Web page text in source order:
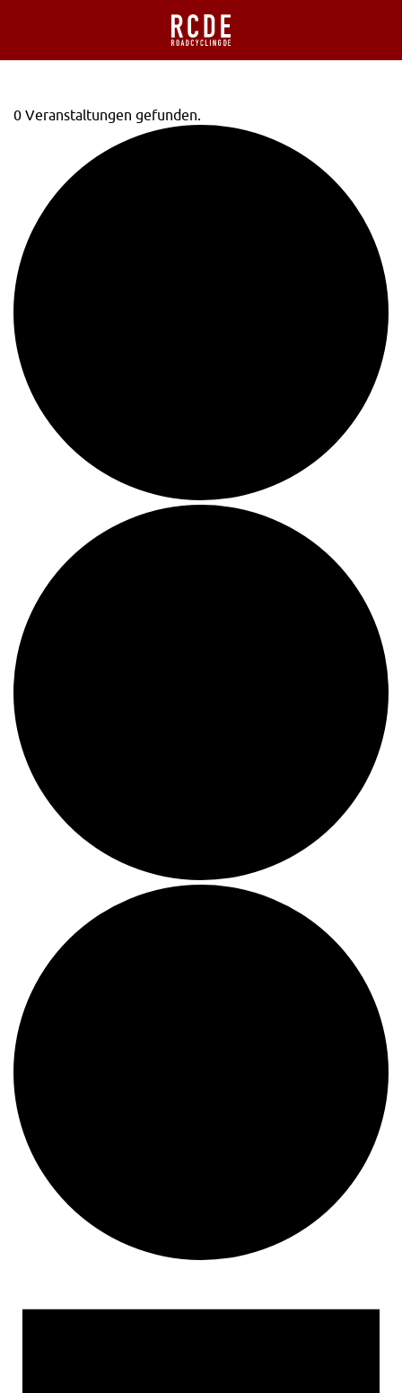
0 Veranstaltungen gefunden.